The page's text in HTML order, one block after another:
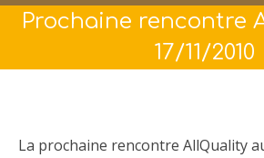
Prochaine rencontre
17/11/2010
La prochaine rencontre AllQuality